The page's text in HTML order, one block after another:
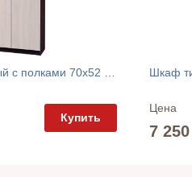
Купить
Шкаф
Цена
7